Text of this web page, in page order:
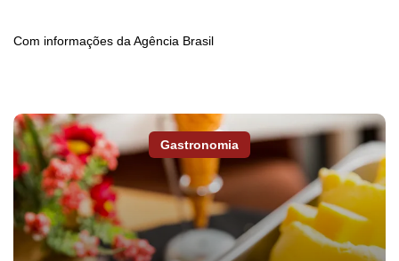
Com informações da Agência Brasil
Gastronomia